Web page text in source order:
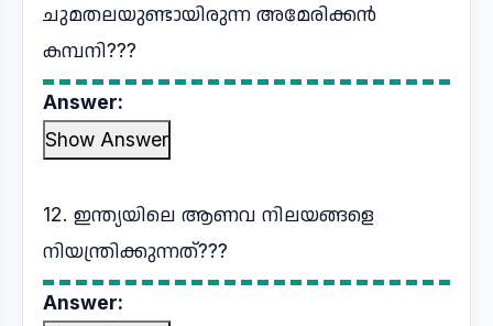
ചുമതലയുണ്ടായിരുന്ന അമേരിക്കൻ
കമ്പനി???
Answer:
Show Answer
12. ഇന്ത്യയിലെ ആണവ നിലയങ്ങളെ
നിയന്ത്രിക്കുന്നത്???
Answer: